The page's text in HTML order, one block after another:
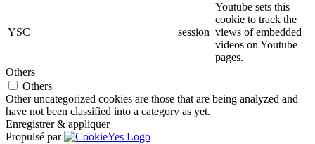
YSC session
Youtube sets this
cookie to track the
views of embedded
videos on Youtube
pages.
Others
Others
Other uncategorized cookies are those that are being analyzed and
have not been classified into a category as yet.
Enregistrer & appliquer
Propulsé par